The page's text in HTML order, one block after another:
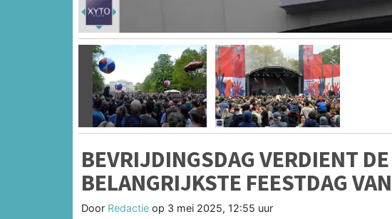
Vorige
BEVRIJDINGSDAG VERDIENT
BELANGRIJKSTE FEESTDAG
Door Redactie op 3 mei 2025, 12:55 uur